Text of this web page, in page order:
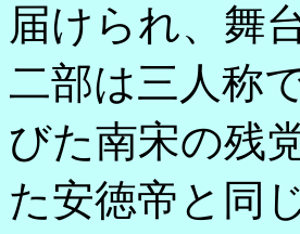
届けられ、舞
二部は三人称
びた南宋の残
た安徳帝と同